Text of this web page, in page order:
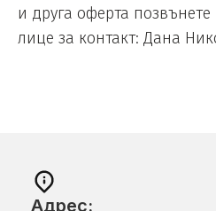
и друга оферта позвънете
лице за контакт: Дана
Адрес: